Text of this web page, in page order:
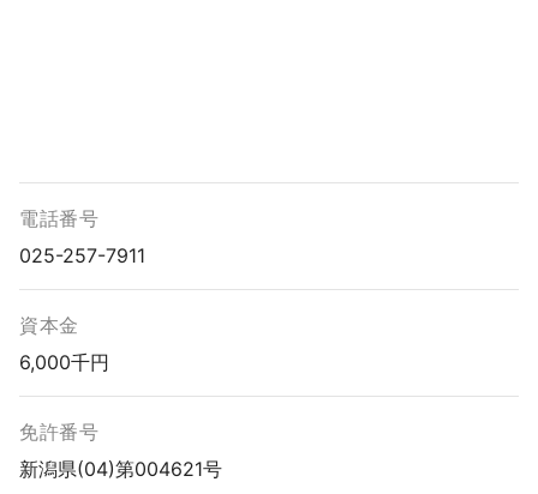
電話番号
025-257-7911
資本金
6,000千円
免許番号
新潟県(04)第004621号